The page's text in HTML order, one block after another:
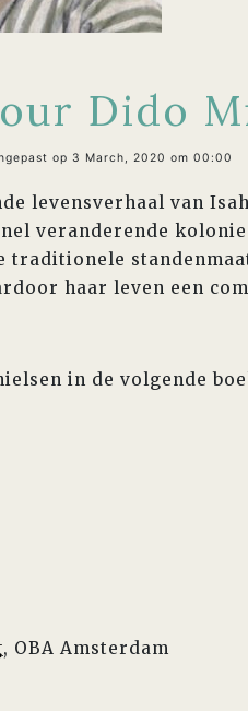
Dido
op 3 March, 2020 om 00:00
levensverhaal van
veranderende
traditionele
haar leven een
in de volgende
, OBA Amsterdam